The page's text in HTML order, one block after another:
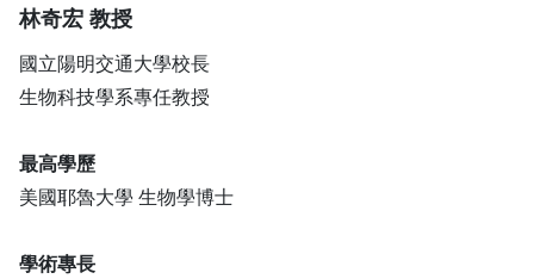
林奇宏 教授
國立陽明交通大學校長
生物科技學系專任教授
最高學歷
美國耶魯大學 生物學博士
學術專長